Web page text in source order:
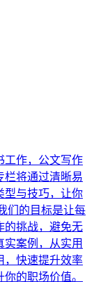
工作，公文写作
栏将通过清晰易
型与技巧，让你
们的目标是让每
的挑战，避免无
案例，从实用
，快速提升效率
的职场价值。